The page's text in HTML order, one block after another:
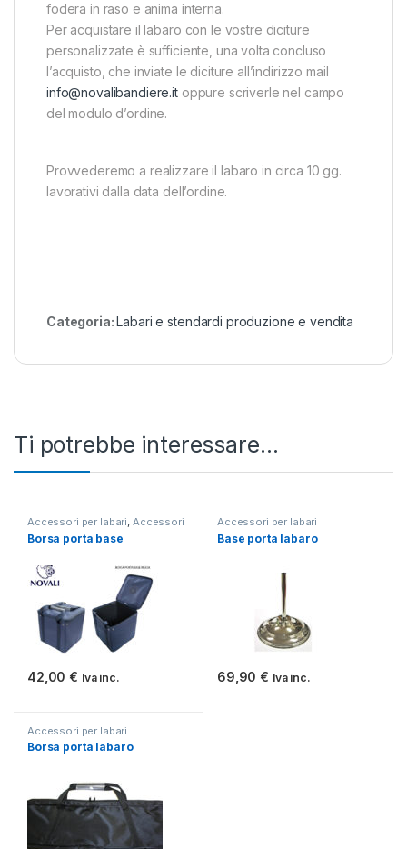
fodera in raso e anima interna.
Per acquistare il labaro con le vostre diciture
personalizzate è sufficiente, una volta concluso
l’acquisto, che inviate le diciture all’indirizzo mail
info@novalibandiere.itoppure scriverle nel campo
del modulo d’ordine.
Provvederemo a realizzare il labaro in circa 10 gg.
lavorativi dalla data dell’ordine.
Categoria:Labari e stendardi produzione e vendita
Ti potrebbe interessare…
Accessori per labari, Accessori
per gonfaloni
Borsa porta base
42,00 € Iva inc.
Accessori per labari
Base porta labaro
69,90 € Iva inc.
Accessori per labari
Borsa porta labaro